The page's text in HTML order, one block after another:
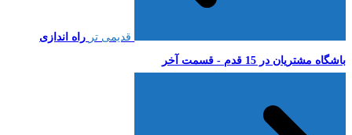
قدیمی تر راه اندازی
باشگاه مشتریان در 15 قدم - قسمت آخر